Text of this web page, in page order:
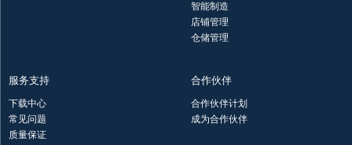
智能制造
店铺管理
仓储管理
服务支持
下载中心
常见问题
质量保证
合作伙伴
合作伙伴计划
成为合作伙伴